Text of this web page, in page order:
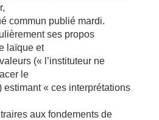
commun publié mardi.
ses propos
laïque et
(« l’instituteur ne
le
estimant « ces interprétations
aux fondements de